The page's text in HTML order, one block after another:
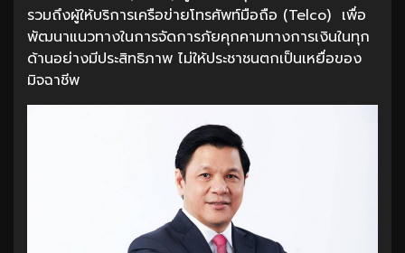
รวมถึงผู้ให้บริการเครือข่ายโทรศัพท์มือถือ (Telco) เพื่อ
พัฒนาแนวทางในการจัดการภัยคุกคามทางการเงินในทุก
ด้านอย่างมีประสิทธิภาพ ไม่ให้ประชาชนตกเป็นเหยื่อของ
มิจฉาชีพ